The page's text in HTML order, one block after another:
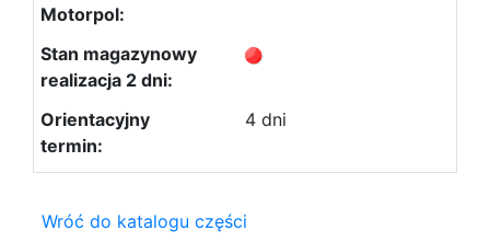
4 dni
Wróć do katalogu części